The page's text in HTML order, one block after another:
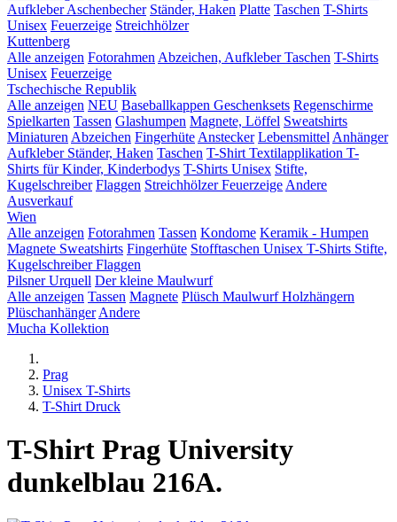
AufkleberAschenbecher Ständer, Haken Platte Taschen T-Shirts
Unisex Feuerzeige Streichhölzer
Kuttenberg
Alle anzeigen Fotorahmen Abzeichen, AufkleberTaschen T-Shirts
Unisex Feuerzeige
Tschechische Republik
Alle anzeigen NEU Baseballkappen Geschenksets Regenschirme
Spielkarten Tassen Glashumpen Magnete, Löffel Sweatshirts
Miniaturen Abzeichen Fingerhüte Anstecker Lebensmittel Anhänger
Aufkleber Ständer, Haken Taschen T-Shirt Textilapplikation T-
Shirts für Kinder, Kinderbodys T-Shirts Unisex Stifte,
Kugelschreiber Flaggen StreichhölzerFeuerzeige Andere
Ausverkauf
Wien
Alle anzeigen Fotorahmen Tassen Kondome Keramik - Humpen
Magnete Sweatshirts Fingerhüte Stofftaschen Unisex T-Shirts Stifte,
KugelschreiberFlaggen
Pilsner Urquell Der kleine Maulwurf
Alle anzeigen Tassen Magnete Plüsch MaulwurfHolzhängern
Plüschanhänger Andere
Mucha Kollektion
Prag
Unisex T-Shirts
T-Shirt Druck
T-Shirt Prag University
dunkelblau 216A.